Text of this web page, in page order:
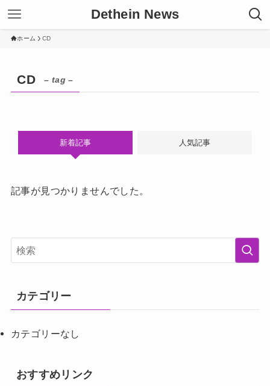
Dethein News
ホーム CD
CD – tag –
新着記事 人気記事
記事が見つかりませんでした。
カテゴリー
カテゴリーなし
おすすめリンク